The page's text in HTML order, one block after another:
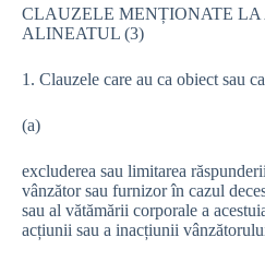
CLAUZELE MENȚIONATE LA
ALINEATUL (3)
1. Clauzele care au ca obiect sau
(a)
excluderea sau limitarea
vânzător sau furnizor în cazul
sau al vătămării corporale a
acțiunii sau a inacțiunii